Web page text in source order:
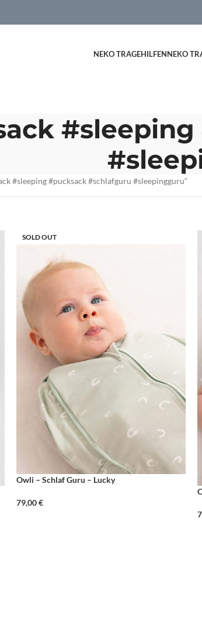
NEKO TRAGEHILFENNEKO
#sleeping #pucksack #schlafguru #sleepingguru“
SOLD OUT
Owli – Schlaf Guru – Lucky
79,00€